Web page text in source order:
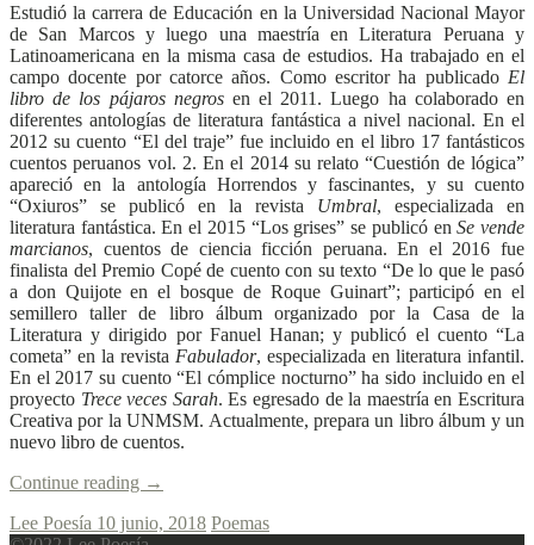
Estudió la carrera de Educación en la Universidad Nacional Mayor
de San Marcos y luego una maestría en Literatura Peruana y
Latinoamericana en la misma casa de estudios. Ha trabajado en el
campo docente por catorce años. Como escritor ha publicado El
libro de los pájaros negrosen el 2011. Luego ha colaborado en
diferentes antologías de literatura fantástica a nivel nacional. En el
2012 su cuento “El del traje” fue incluido en el libro 17 fantásticos
cuentos peruanos vol. 2. En el 2014 su relato “Cuestión de lógica”
apareció en la antología Horrendos y fascinantes, y su cuento
“Oxiuros” se publicó en la revista Umbral, especializada en
literatura fantástica. En el 2015 “Los grises” se publicó enSe vende
marcianos, cuentos de ciencia ficción peruana. En el 2016 fue
finalista del Premio Copé de cuento con su texto “De lo que le pasó
a don Quijote en el bosque de Roque Guinart”; participó en el
semillero taller de libro álbum organizado por la Casa de la
Literatura y dirigido por Fanuel Hanan; y publicó el cuento “La
cometa” en la revista Fabulador, especializada en literatura infantil.
En el 2017 su cuento “El cómplice nocturno” ha sido incluido en el
proyecto Trece veces Sarah. Es egresado de la maestría en Escritura
Creativa por la UNMSM. Actualmente, prepara un libro álbum y un
nuevo libro de cuentos.
Continue reading →
Lee Poesía 10 junio, 2018 Poemas